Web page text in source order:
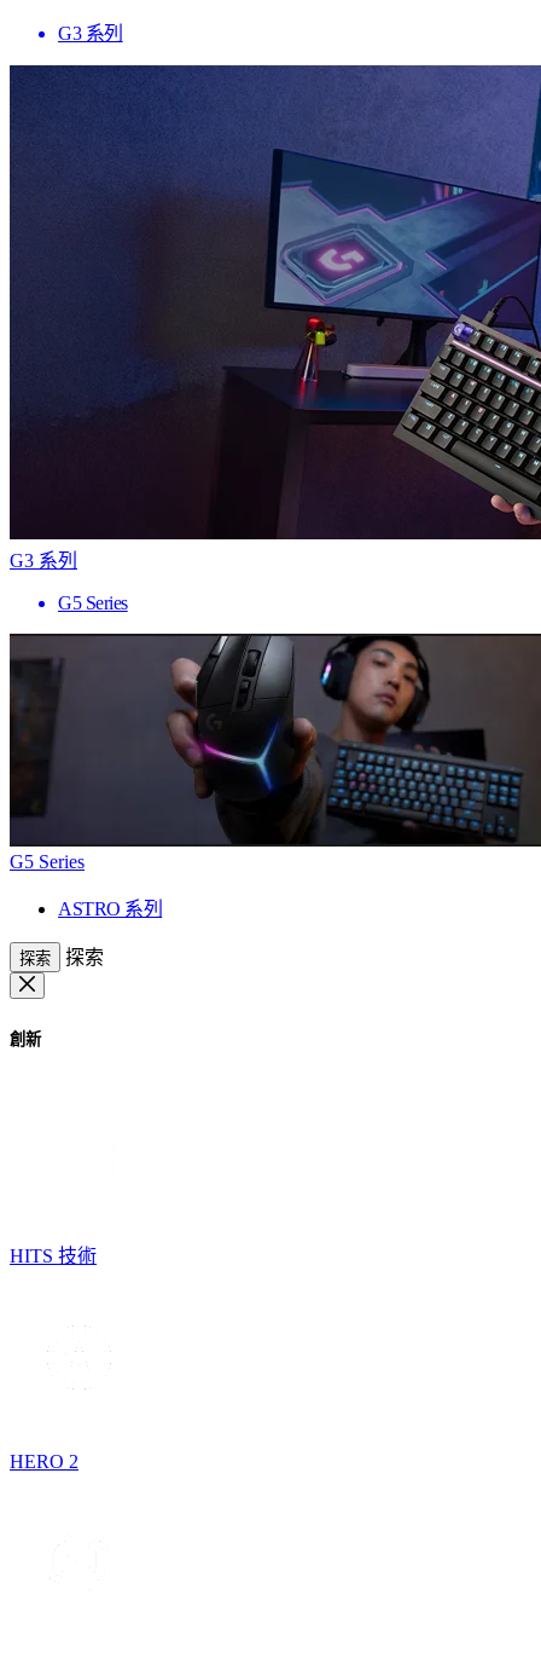
G3 系列
G3 系列
G5 Series
G5 Series
ASTRO 系列
探索 探索
創新
HITS 技術
HERO 2